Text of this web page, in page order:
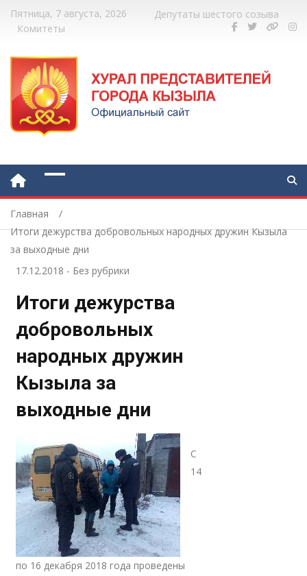
Пятница, 7 августа, 2026
Депутаты шестого созыва
Комитеты
Главная
Итоги дежурства добровольных народных дружин Кызыла
за выходные дни
17.12.2018 - Без рубрики
Итоги дежурства
добровольных
народных дружин
Кызыла за
выходные дни
С
14
по 16 декабря 2018 года проведены